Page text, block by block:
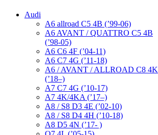
Audi
A6 allroad C5 4B (’99-06)
A6 AVANT / QUATTRO C5 4B
(’98-05)
A6 C6 4F (’04-11)
A6 C7 4G (’11-18)
A6 / AVANT / ALLROAD C8 4K
(’18–)
A7 C7 4G (’10-17)
A7 4K/4KA (’17–)
A8 / S8 D3 4E (’02-10)
A8 / S8 D4 4H (’10-18)
A8 D5 4N (’17- )